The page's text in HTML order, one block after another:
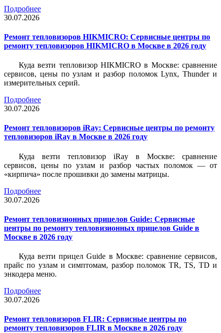
Подробнее
30.07.2026
Ремонт тепловизоров HIKMICRO: Сервисные центры по
ремонту тепловизоров HIKMICRO в Москве в 2026 году
Куда везти тепловизор HIKMICRO в Москве: сравнение
сервисов, цены по узлам и разбор поломок Lynx, Thunder и
измерительных серий.
Подробнее
30.07.2026
Ремонт тепловизоров iRay: Сервисные центры по ремонту
тепловизоров iRay в Москве в 2026 году
Куда везти тепловизор iRay в Москве: сравнение
сервисов, цены по узлам и разбор частых поломок — от
«кирпича» после прошивки до замены матрицы.
Подробнее
30.07.2026
Ремонт тепловизионных прицелов Guide: Сервисные
центры по ремонту тепловизионных прицелов Guide в
Москве в 2026 году
Куда везти прицел Guide в Москве: сравнение сервисов,
прайс по узлам и симптомам, разбор поломок TR, TS, TD и
энкодера меню.
Подробнее
30.07.2026
Ремонт тепловизоров FLIR: Сервисные центры по
ремонту тепловизоров FLIR в Москве в 2026 году